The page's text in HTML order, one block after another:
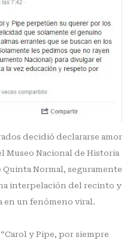
decidió declararse amor
Museo Nacional de Historia
Normal, seguramente
interpelación del recinto y
en un fenómeno viral.
y Pipe, por siempre